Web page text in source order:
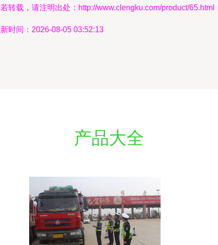
转载，请注明出处：http://www.clengku.com/product/65.html
时间：2026-08-05 03:52:13
产品大全